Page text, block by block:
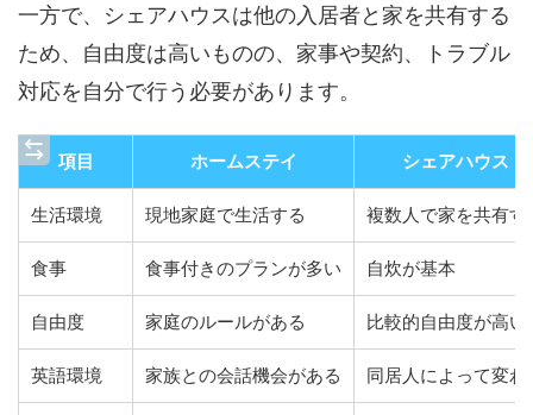
一方で、シェアハウスは他の入居者と家を共有する
ため、自由度は高いものの、家事や契約、トラブル
対応を自分で行う必要があります。
項目 ホームステイ シェアハウス
生活環境 現地家庭で生活する 複数人で家を共有す
食事 食事付きのプランが多い 自炊が基本
自由度 家庭のルールがある 比較的自由度が高い
英語環境 家族との会話機会がある 同居人によって変わ